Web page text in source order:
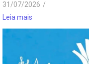
31/07/2026 /
Leia mais